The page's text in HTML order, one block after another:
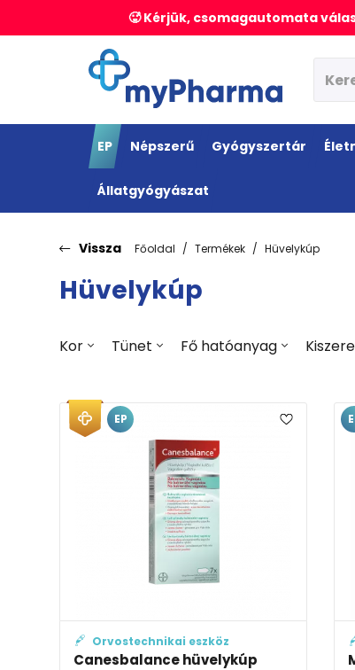
🥵 Kérjük, csomagautomata
EP Népszerű Gyógyszertár
Állatgyógyászat
Vissza Főoldal Termékek Hüvelykúp
Hüvelykúp
Kor Tünet Fő hatóanyag
Orvostechnikai eszköz
Canesbalance hüvelykúp
EP